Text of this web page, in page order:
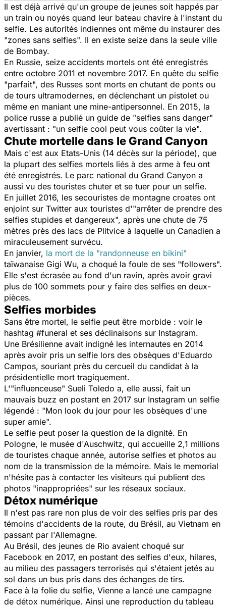
Il est déjà arrivé qu'un groupe de jeunes soit happés par
un train ou noyés quand leur bateau chavire à l'instant du
selfie. Les autorités indiennes ont même du instaurer des
"zones sans selfies". Il en existe seize dans la seule ville
de Bombay.
En Russie, seize accidents mortels ont été enregistrés
entre octobre 2011 et novembre 2017. En quête du selfie
"parfait", des Russes sont morts en chutant de ponts ou
de tours ultramodernes, en déclenchant un pistolet ou
même en maniant une mine-antipersonnel. En 2015, la
police russe a publié un guide de "selfies sans danger"
avertissant : "un selfie cool peut vous coûter la vie".
Chute mortelle dans le Grand Canyon
Mais c'est aux Etats-Unis (14 décès sur la période), que
la plupart des selfies mortels liés à des arme à feu ont
été enregistrés. Le parc national du Grand Canyon a
aussi vu des touristes chuter et se tuer pour un selfie.
En juillet 2016, les secouristes de montagne croates ont
enjoint sur Twitter aux touristes d'"arrêter de prendre des
selfies stupides et dangereux", après une chute de 75
mètres près des lacs de Plitvice à laquelle un Canadien a
miraculeusement survécu.
En janvier, la mort de la "randonneuse en bikini"
taïwanaise Gigi Wu, a choqué la foule de ses "followers".
Elle s'est écrasée au fond d'un ravin, après avoir gravi
plus de 100 sommets pour y faire des selfies en deux-
pièces.
Selfies morbides
Sans être mortel, le selfie peut être morbide : voir le
hashtag #funeral et ses déclinaisons sur Instagram.
Une Brésilienne avait indigné les internautes en 2014
après avoir pris un selfie lors des obsèques d'Eduardo
Campos, souriant près du cercueil du candidat à la
présidentielle mort tragiquement.
L'"influenceuse" Sueli Toledo a, elle aussi, fait un
mauvais buzz en postant en 2017 sur Instagram un selfie
légendé : "Mon look du jour pour les obsèques d'une
super amie".
Le selfie peut poser la question de la dignité. En
Pologne, le musée d'Auschwitz, qui accueille 2,1 millions
de touristes chaque année, autorise selfies et photos au
nom de la transmission de la mémoire. Mais le memorial
n'hésite pas à contacter les visiteurs qui publient des
photos "inappropriées" sur les réseaux sociaux.
Détox numérique
Il n'est pas rare non plus de voir des selfies pris par des
témoins d'accidents de la route, du Brésil, au Vietnam en
passant par l'Allemagne.
Au Brésil, des jeunes de Rio avaient choqué sur
Facebook en 2017, en postant des selfies d'eux, hilares,
au milieu des passagers terrorisés qui s'étaient jetés au
sol dans un bus pris dans des échanges de tirs.
Face à la folie du selfie, Vienne a lancé une campagne
de détox numérique. Ainsi une reproduction du tableau